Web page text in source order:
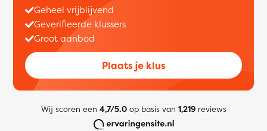
Geheel vrijblijvend
Geverifieerde klussers
Groot aanbod
Plaats je klus
Wij scoren een 4,7/5.0op basis van 1,219reviews